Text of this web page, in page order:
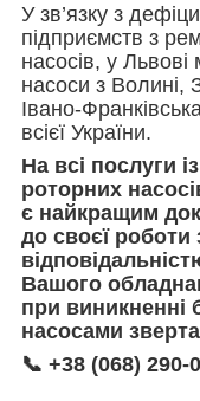
У зв’язку з
підприємств з
насосів, у
насоси з Волині,
Івано-
всієї України.
На всі послуги
роторних
є найкращим
до своєї роботи
Вашого
при виникненні
насосами
📞 +38 (068) 290-